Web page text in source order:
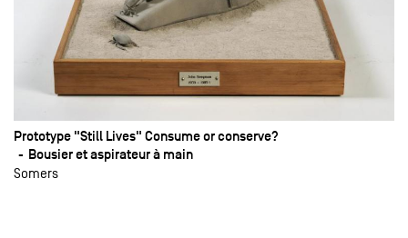
Prototype "Still Lives" Consume or conserve?
Bousier et aspirateur à main
Somers